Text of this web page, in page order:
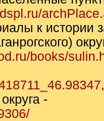
к истории
books/
-